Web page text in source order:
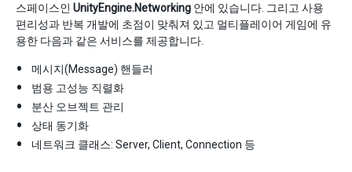
스페이스인 UnityEngine.Networking 안에 있습니다. 그리고 사용
편리성과 반복 개발에 초점이 맞춰져 있고 멀티플레이어 게임에 유
용한 다음과 같은 서비스를 제공합니다.
메시지(Message) 핸들러
범용 고성능 직렬화
분산 오브젝트 관리
상태 동기화
네트워크 클래스: Server, Client, Connection 등